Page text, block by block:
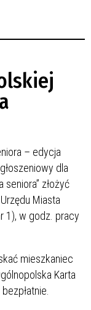
– edycja
dla
złożyć
Miasta
1), w godz. pracy
mieszkaniec
Karta